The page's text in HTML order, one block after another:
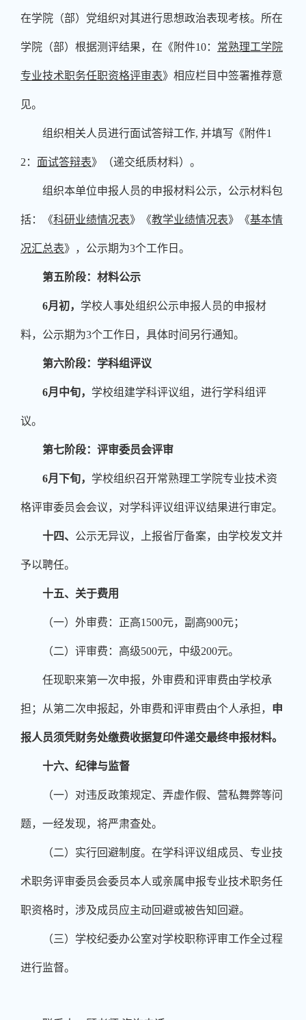
在学院（部）党组织对其进行思想政治表现考核。所在
学院（部）根据测评结果，在《附件10： 常熟理工学院
专业技术职务任职资格评审表》相应栏目中签署推荐意
见。
组织相关人员进行面试答辩工作, 并填写《附件1
2 ： 面试答辩表》（递交纸质材料）。
组织本单位申报人员的申报材料公示，公示材料包
括：《科研业绩情况表》《教学业绩情况表》《基本情
况汇总表》，公示期为3个工作日。
第五阶段：材料公示
6月初， 学校人事处组织公示申报人员的申报材
料，公示期为3个工作日，具体时间另行通知。
第六阶段：学科组评议
6月中旬， 学校组建学科评议组，进行学科组评
议。
第七阶段：评审委员会评审
6月下旬， 学校组织召开常熟理工学院专业技术资
格评审委员会会议，对学科评议组评议结果进行审定。
十四、 公示无异议，上报省厅备案，由学校发文并
予以聘任。
十五、关于费用
（一）外审费：正高1500元，副高900元；
（二）评审费：高级500元，中级200元。
任现职来第一次申报，外审费和评审费由学校承
担；从第二次申报起，外审费和评审费由个人承担， 申
报人员须凭财务处缴费收据复印件递交最终申报材料。
十六、纪律与监督
（一）对违反政策规定、弄虚作假、营私舞弊等问
题，一经发现，将严肃查处。
（二）实行回避制度。在学科评议组成员、专业技
术职务评审委员会委员本人或亲属申报专业技术职务任
职资格时，涉及成员应主动回避或被告知回避。
（三）学校纪委办公室对学校职称评审工作全过程
进行监督。